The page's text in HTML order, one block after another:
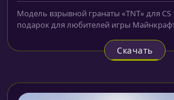
Модель взрывной гранаты «TNT» для CS
подарок для любителей игры
Скачать